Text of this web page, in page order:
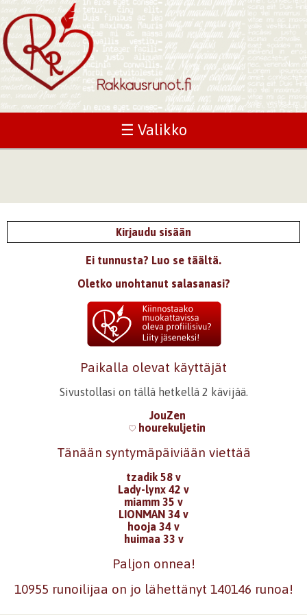
☰ Valikko
Kirjaudu sisään
Ei tunnusta? Luo se täältä.
Oletko unohtanut salasanasi?
Paikalla olevat käyttäjät
Sivustollasi on tällä hetkellä 2 kävijää.
JouZen
hourekuljetin
Tänään syntymäpäiviään viettää
tzadik 58 v
Lady-lynx 42 v
miamm 35 v
LIONMAN 34 v
hooja 34 v
huimaa 33 v
Paljon onnea!
10955 runoilijaa on jo lähettänyt 140146 runoa!